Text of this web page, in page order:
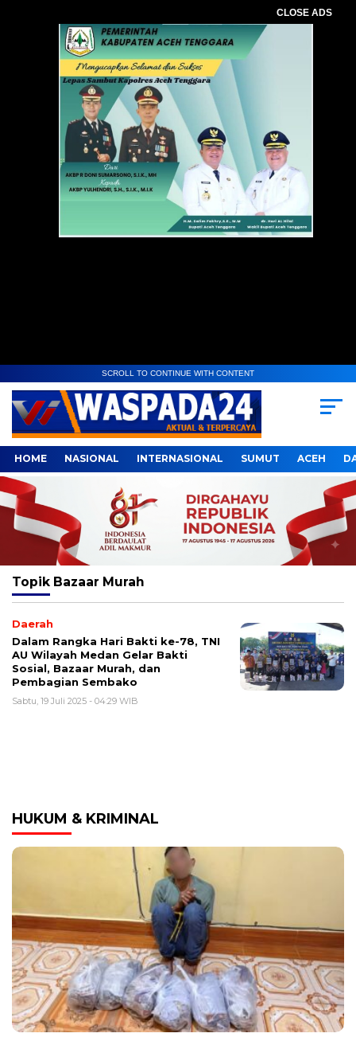
CLOSE ADS
SCROLL TO CONTINUE WITH CONTENT
HOME NASIONAL INTERNASIONAL SUMUT ACEH
Topik Bazaar Murah
Daerah
Dalam Rangka Hari Bakti ke-78, TNI
AU Wilayah Medan Gelar Bakti
Sosial, Bazaar Murah, dan
Pembagian Sembako
Sabtu, 19 Juli 2025 - 04:29 WIB
HUKUM & KRIMINAL